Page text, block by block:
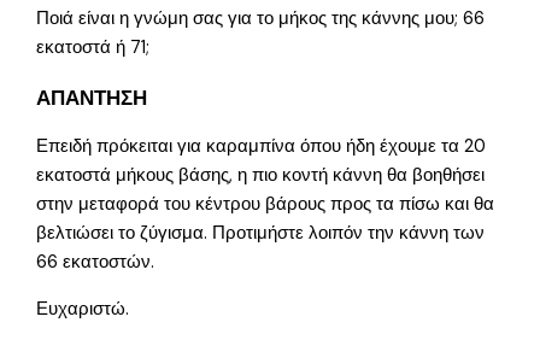
Ποιά είναι η γνώμη σας για το μήκος της κάννης μου; 66
εκατοστά ή 71;
ΑΠΑΝΤΗΣΗ
Επειδή πρόκειται για καραμπίνα όπου ήδη έχουμε τα 20
εκατοστά μήκους βάσης, η πιο κοντή κάννη θα βοηθήσει
στην μεταφορά του κέντρου βάρους προς τα πίσω και θα
βελτιώσει το ζύγισμα. Προτιμήστε λοιπόν την κάννη των
66 εκατοστών.
Ευχαριστώ.